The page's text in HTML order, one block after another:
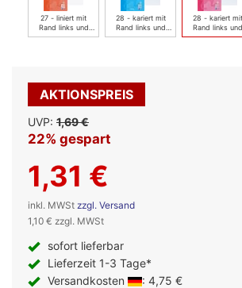
27 - liniert mit
Rand links und
rechts - koralle
28 - kariert mit
Rand links und
rechts - blau
28 - kariert mit
Rand links und
rechts rosa
AKTIONSPREIS
UVP: 1,69 €
22% gespart
1,31 €
inkl. MWSt zzgl. Versand
1,10 € zzgl. MWSt
sofort lieferbar
Lieferzeit 1-3 Tage*
Versandkosten
: 4,75 €